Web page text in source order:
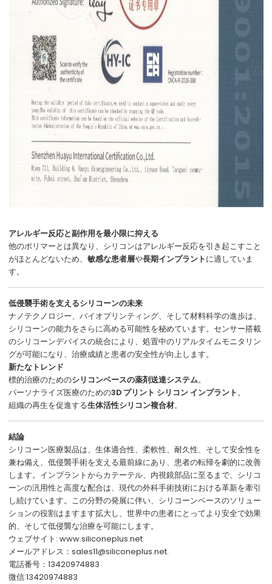
アレルギー反応と副作用を最小限に抑える
他のポリマーとは異なり、シリコンはアレルギー反応を引き起こすこと
がほとんどないため、敏感な患者層や長期インプラントに適していま
す。
低侵襲手術を支えるシリコーンの未来
ナノテクノロジー、バイオプリンティング、そして材料科学の進歩は、
シリコーンの能力をさらに高める可能性を秘めています。センサー搭載
のシリコーンデバイスの統合により、処置中のリアルタイムモニタリン
グが可能になり、治療成績と患者の安全性が向上します。
新たなトレンド
標的治療のためのシリコンベースの薬剤送達システム。
パーソナライズ医療のための3D プリント シリコン インプラント。
組織の再生を促進する生体活性シリコン複合材。
結論
シリコーン医療製品は、生体適合性、柔軟性、耐久性、そして安全性を
兼ね備え、低侵襲手術を支える最前線にあり、患者の転帰を劇的に改善
します。インプラントからカテーテル、内視鏡部品に至るまで、シリコ
ーンの汎用性と高度な配合は、現代の外科手術技術における革新を牽引
し続けています。この分野の発展に伴い、シリコーンベースのソリュー
ションの役割はますます拡大し、世界中の患者にとってより安全で効果
的、そして低侵襲な治療を可能にします。
ウェブサイト:www.siliconeplus.net
メールアドレス：sales11@siliconeplus.net.
電話番号：13420974883
微信:13420974883